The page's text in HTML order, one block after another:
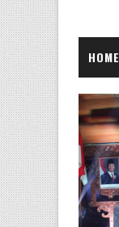
HOME